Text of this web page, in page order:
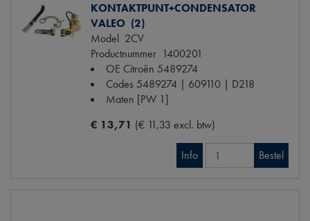
KONTAKTPUNT+CONDENSATOR
VALEO (2)
Model 2CV
Productnummer 1400201
OE Citroën 5489274
Codes 5489274 | 609110 | D218
Maten [PW 1]
€ 13,71 (€ 11,33 excl. btw)
Info Bestel